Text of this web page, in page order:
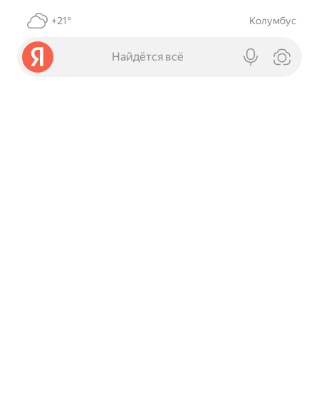
+21° Колумбус
Найдётся всё